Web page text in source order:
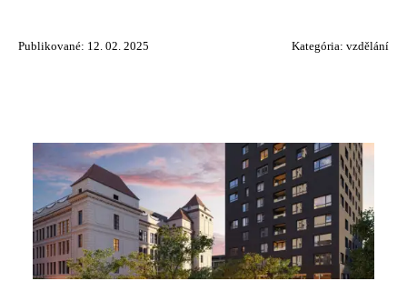
Publikované: 12. 02. 2025 Kategória: vzdělání